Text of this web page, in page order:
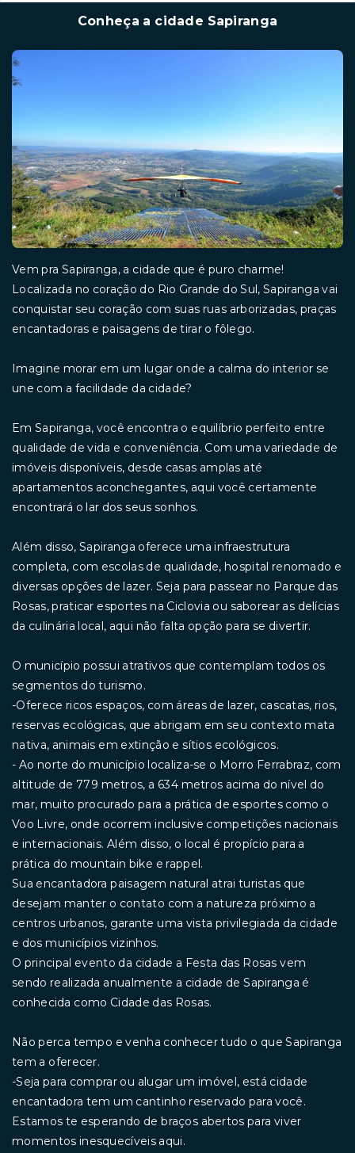
Conheça a cidade Sapiranga
Vem pra Sapiranga, a cidade que é puro charme!
Localizada no coração do Rio Grande do Sul, Sapiranga vai
conquistar seu coração com suas ruas arborizadas, praças
encantadoras e paisagens de tirar o fôlego.
Imagine morar em um lugar onde a calma do interior se
une com a facilidade da cidade?
Em Sapiranga, você encontra o equilíbrio perfeito entre
qualidade de vida e conveniência. Com uma variedade de
imóveis disponíveis, desde casas amplas até
apartamentos aconchegantes, aqui você certamente
encontrará o lar dos seus sonhos.
Além disso, Sapiranga oferece uma infraestrutura
completa, com escolas de qualidade, hospital renomado e
diversas opções de lazer. Seja para passear no Parque das
Rosas, praticar esportes na Ciclovia ou saborear as delícias
da culinária local, aqui não falta opção para se divertir.
O município possui atrativos que contemplam todos os
segmentos do turismo.
-Oferece ricos espaços, com áreas de lazer, cascatas, rios,
reservas ecológicas, que abrigam em seu contexto mata
nativa, animais em extinção e sítios ecológicos.
- Ao norte do município localiza-se o Morro Ferrabraz, com
altitude de 779 metros, a 634 metros acima do nível do
mar, muito procurado para a prática de esportes como o
Voo Livre, onde ocorrem inclusive competições nacionais
e internacionais. Além disso, o local é propício para a
prática do mountain bike e rappel.
Sua encantadora paisagem natural atrai turistas que
desejam manter o contato com a natureza próximo a
centros urbanos, garante uma vista privilegiada da cidade
e dos municípios vizinhos.
O principal evento da cidade a Festa das Rosas vem
sendo realizada anualmente a cidade de Sapiranga é
conhecida como Cidade das Rosas.
Não perca tempo e venha conhecer tudo o que Sapiranga
tem a oferecer.
-Seja para comprar ou alugar um imóvel, está cidade
encantadora tem um cantinho reservado para você.
Estamos te esperando de braços abertos para viver
momentos inesquecíveis aqui.